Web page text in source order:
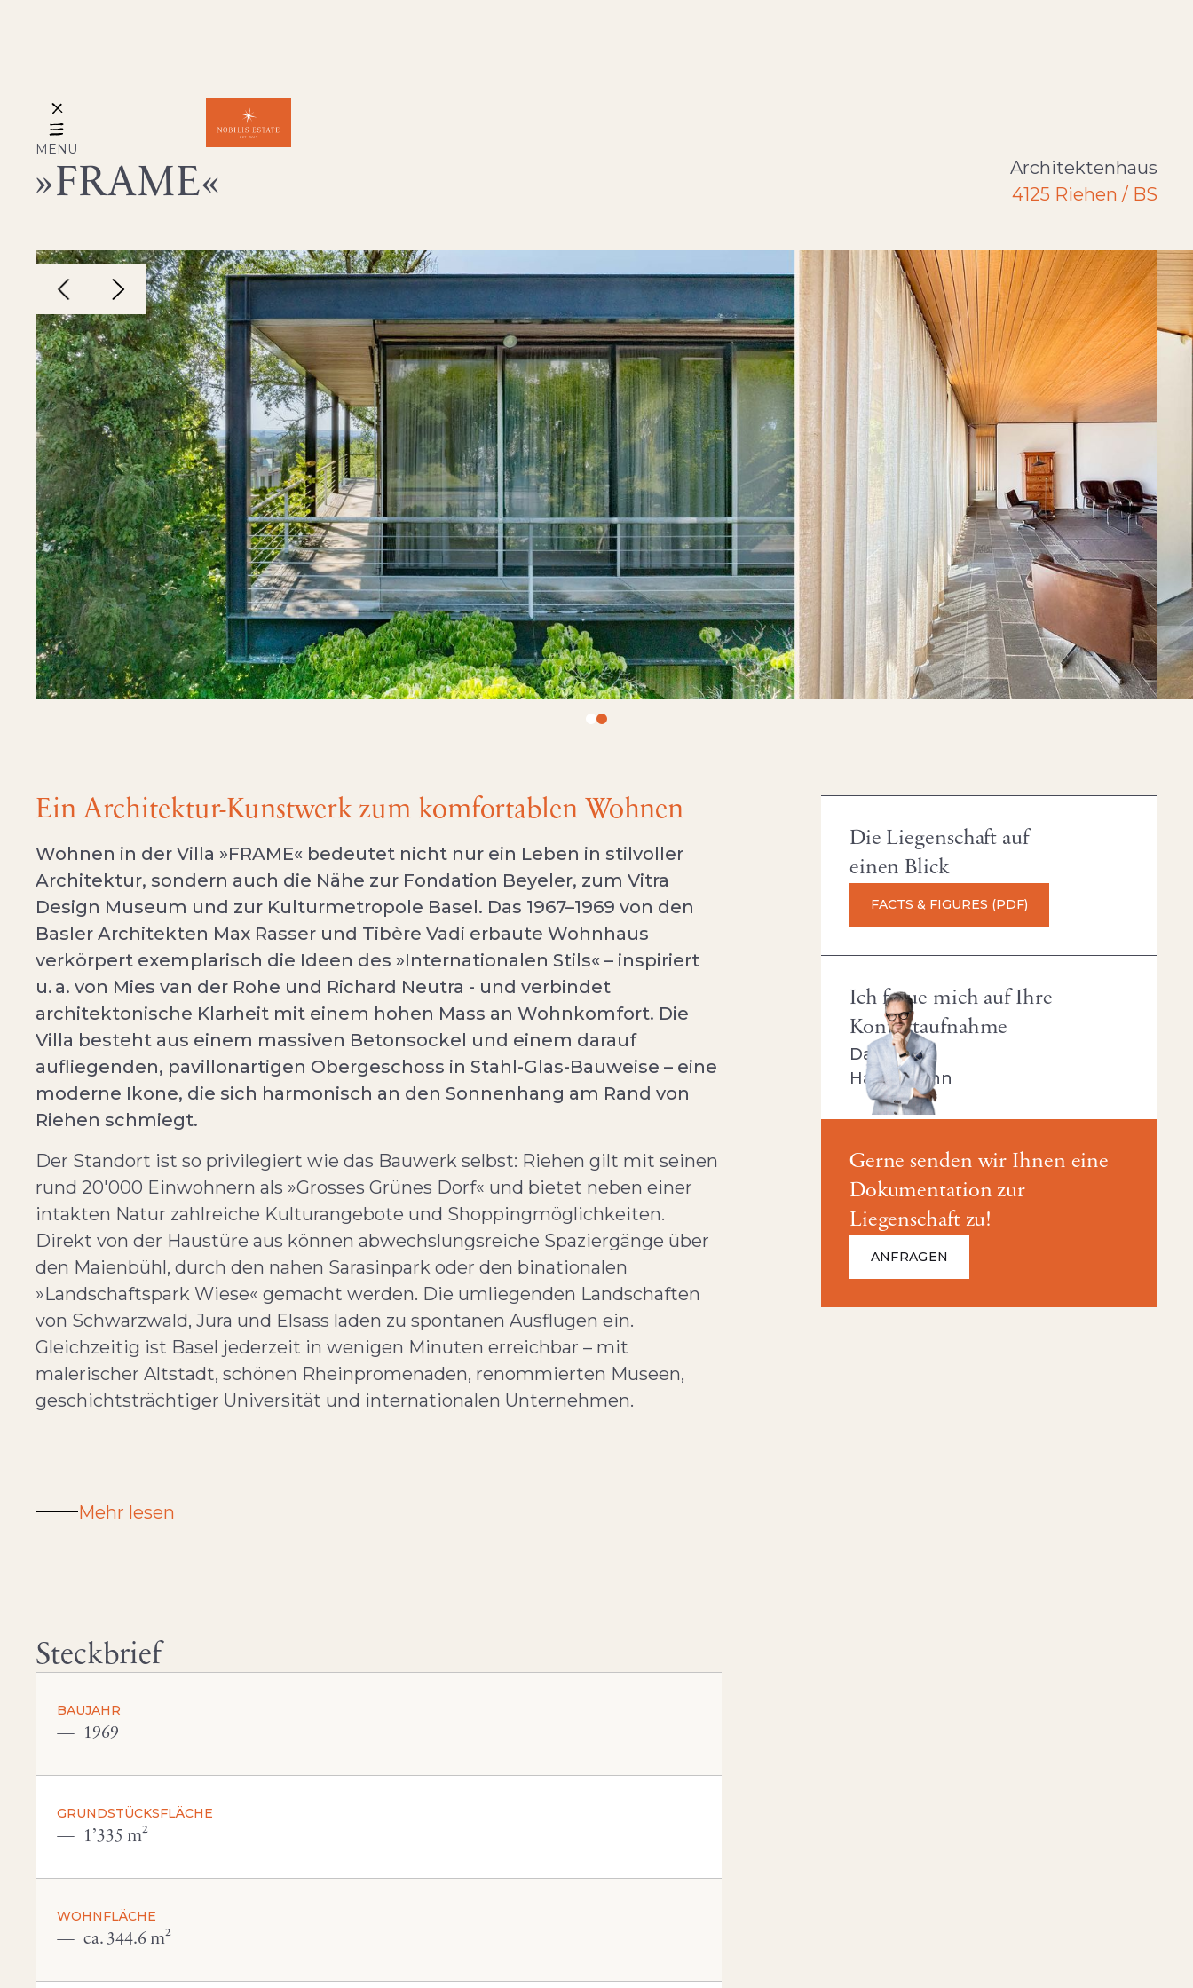
MENU
FRAME
Architektenhaus
4125 Riehen / BS
Ein Architektur-Kunstwerk zum komfortablen Wohnen
Wohnen in der Villa »FRAME« bedeutet nicht nur ein Leben in stilvoller
Architektur, sondern auch die Nähe zur Fondation Beyeler, zum Vitra
Design Museum und zur Kulturmetropole Basel. Das 1967–1969 von den
Basler Architekten Max Rasser und Tibère Vadi erbaute Wohnhaus
verkörpert exemplarisch die Ideen des »Internationalen Stils« – inspiriert
u. a. von Mies van der Rohe und Richard Neutra - und verbindet
architektonische Klarheit mit einem hohen Mass an Wohnkomfort. Die
Villa besteht aus einem massiven Betonsockel und einem darauf
aufliegenden, pavillonartigen Obergeschoss in Stahl-Glas-Bauweise – eine
moderne Ikone, die sich harmonisch an den Sonnenhang am Rand von
Riehen schmiegt.
Der Standort ist so privilegiert wie das Bauwerk selbst: Riehen gilt mit seinen
rund 20'000 Einwohnern als »Grosses Grünes Dorf« und bietet neben einer
intakten Natur zahlreiche Kulturangebote und Shoppingmöglichkeiten.
Direkt von der Haustüre aus können abwechslungsreiche Spaziergänge über
den Maienbühl, durch den nahen Sarasinpark oder den binationalen
»Landschaftspark Wiese« gemacht werden. Die umliegenden Landschaften
von Schwarzwald, Jura und Elsass laden zu spontanen Ausflügen ein.
Gleichzeitig ist Basel jederzeit in wenigen Minuten erreichbar – mit
malerischer Altstadt, schönen Rheinpromenaden, renommierten Museen,
geschichtsträchtiger Universität und internationalen Unternehmen.
Mehr lesen
Steckbrief
BAUJAHR
1969
GRUNDSTÜCKSFLÄCHE
1’335 m²
WOHNFLÄCHE
ca. 344.6 m²
Die Liegenschaft auf
einen Blick
FACTS & FIGURES (PDF)
Ich freue mich auf Ihre
Kontaktaufnahme
David
Hauptmann
Gerne senden wir Ihnen eine
Dokumentation zur
Liegenschaft zu!
ANFRAGEN